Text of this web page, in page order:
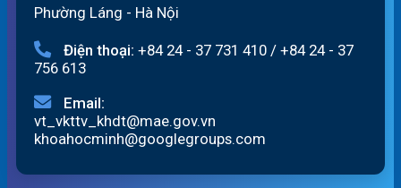
Phường Láng - Hà Nội
Điện thoại: +84 24 - 37 731 410 / +84 24 - 37
756 613
Email:
vt_vkttv_khdt@mae.gov.vn
khoahocminh@googlegroups.com